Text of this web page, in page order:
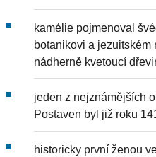
kamélie pojmenoval
botanikovi a jezuitském
nádherně kvetoucí
jeden z nejznámějších
Postaven byl již roku
historicky první ženou